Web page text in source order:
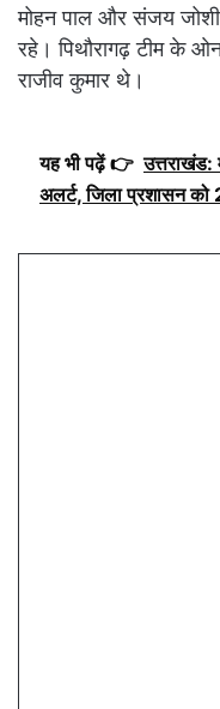
मोहन पाल और संजय
रहे। पिथौरागढ़ टीम के
राजीव कुमार थे।
यह भी पढ़ें 👉 उत्तराखंड:
अलर्ट, जिला प्रशासन